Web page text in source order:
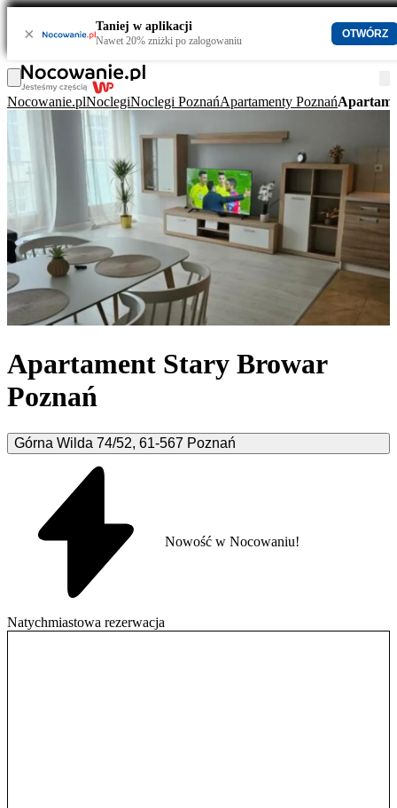
× Taniej w aplikacji
Nawet 20% zniżki po zalogowaniu
OTWÓRZ
Nocowanie.plNoclegiNoclegi PoznańApartamenty Poznań
Apartament Stary Browar
Poznań
Górna Wilda 74/52, 61-567 Poznań
Natychmiastowa rezerwacja
Nowość w Nocowaniu!